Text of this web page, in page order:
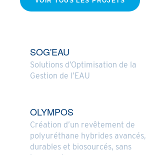
SOG'EAU
Solutions d’Optimisation de la
Gestion de l’EAU
OLYMPOS
Création d’un revêtement de
polyuréthane hybrides avancés,
durables et biosourcés, sans